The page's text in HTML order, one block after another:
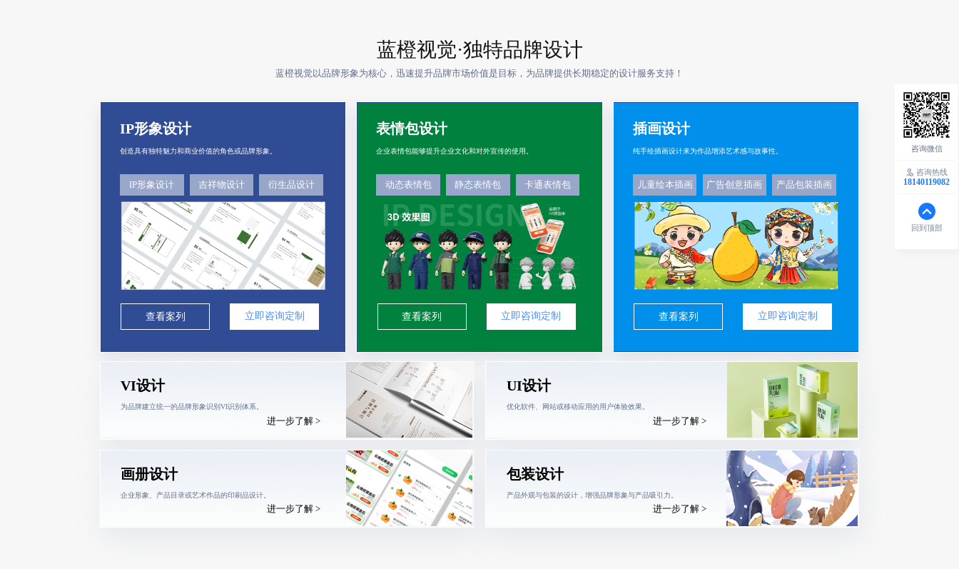
蓝橙视觉·独特品牌设计
蓝橙视觉以品牌形象为核心，迅速提升品牌市场价值是目标，为品牌提供长期稳定的设计服务支持！
IP形象设计
创造具有独特魅力和商业价值的角色或品牌形象。
IP形象设计 吉祥物设计 衍生品设计
查看案列 立即咨询定制
表情包设计
企业表情包能够提升企业文化和对外宣传的使用。
动态表情包 静态表情包 卡通表情包
查看案列 立即咨询定制
插画设计
纯手绘插画设计来为作品增添艺术感与故事性。
儿童绘本插画 广告创意插画 产品包装插画
查看案列 立即咨询定制
VI设计
为品牌建立统一的品牌形象识别VI识别体系。
进一步了解 >
UI设计
优化软件、网站或移动应用的用户体验效果。
进一步了解 >
画册设计
企业形象、产品目录或艺术作品的印刷品设计。
进一步了解 >
包装设计
产品外观与包装的设计，增强品牌形象与产品吸引力。
进一步了解 >
咨询热线
18140119082
回到顶部